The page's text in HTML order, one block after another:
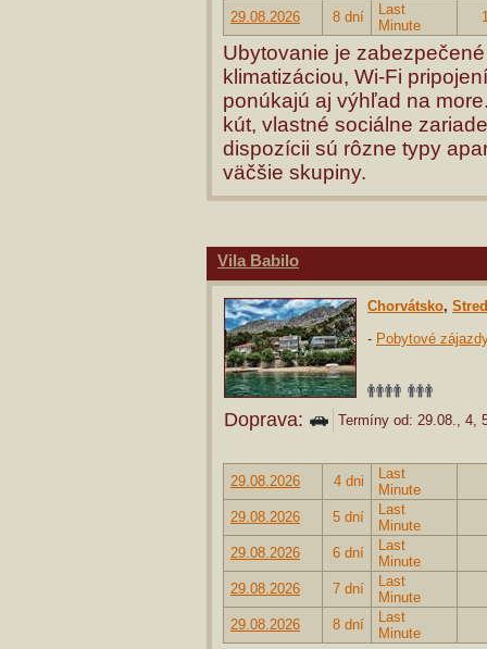
29.08.2026
8 dní
Last
Minute
Ubytovanie je
klimatizáciou, Wi-Fi
ponúkajú aj výhľad na
kút, vlastné sociálne
dispozícii sú rôzne typy
väčšie skupiny.
Vila Babilo
Chorvátsko,
- Pobytové
Doprava: Termíny od: 29.08., 4,
29.08.2026 4 dni
Last
Minute
29.08.2026
5 dní
Last
Minute
29.08.2026
6 dní
Last
Minute
29.08.2026
7 dní
Last
Minute
29.08.2026
8 dní
Last
Minute